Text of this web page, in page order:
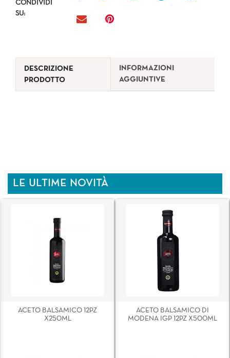
CONDIVIDI
SU:
DESCRIZIONE
PRODOTTO
INFORMAZIONI
AGGIUNTIVE
LE ULTIME NOVITÀ
ACETO BALSAMICO 12PZ
X250ML
ACETO BALSAMICO DI
MODENA IGP 12PZ X500ML